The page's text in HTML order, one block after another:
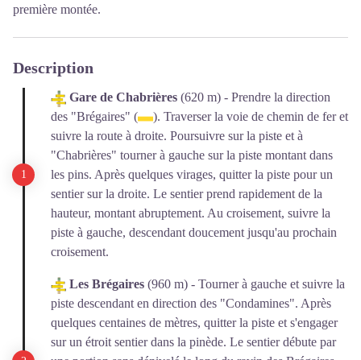
première montée.
Description
Gare de Chabrières (620 m) - Prendre la direction
des "Brégaires" (
). Traverser la voie de chemin de fer et
suivre la route à droite. Poursuivre sur la piste et à
"Chabrières" tourner à gauche sur la piste montant dans
les pins. Après quelques virages, quitter la piste pour un
sentier sur la droite. Le sentier prend rapidement de la
hauteur, montant abruptement. Au croisement, suivre la
piste à gauche, descendant doucement jusqu'au prochain
croisement.
Les Brégaires (960 m) - Tourner à gauche et suivre la
piste descendant en direction des "Condamines". Après
quelques centaines de mètres, quitter la piste et s'engager
sur un étroit sentier dans la pinède. Le sentier débute par